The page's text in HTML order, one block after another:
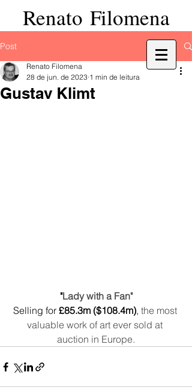
Renato Filomena
Post
Gustav Klimt
Renato Filomena
28 de jun. de 2023 1 min de leitura
"Lady with a Fan"
Selling for £85.3m ($108.4m), the most
valuable work of art ever sold at
auction in Europe.